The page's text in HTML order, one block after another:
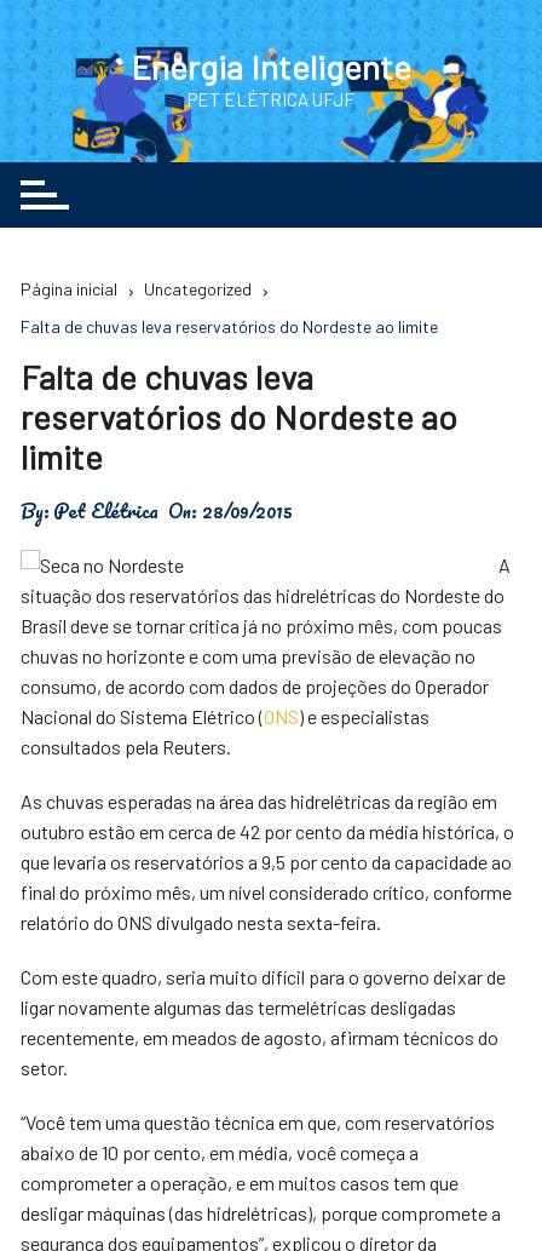
Ir
para
o
conteúdo
Energia Inteligente
PET ELÉTRICA UFJF
Página inicial
Uncategorized
Falta de chuvas leva reservatórios do Nordeste ao limite
Falta de chuvas leva
reservatórios do Nordeste ao
limite
By:Pet Elétrica On: 28/09/2015
A
situação dos reservatórios das hidrelétricas do Nordeste do
Brasil deve se tornar crítica já no próximo mês, com poucas
chuvas no horizonte e com uma previsão de elevação no
consumo, de acordo com dados de projeções do Operador
Nacional do Sistema Elétrico (ONS) e especialistas
consultados pela Reuters.
As chuvas esperadas na área das hidrelétricas da região em
outubro estão em cerca de 42 por cento da média histórica, o
que levaria os reservatórios a 9,5 por cento da capacidade ao
final do próximo mês, um nível considerado crítico, conforme
relatório do ONS divulgado nesta sexta-feira.
Com este quadro, seria muito difícil para o governo deixar de
ligar novamente algumas das termelétricas desligadas
recentemente, em meados de agosto, afirmam técnicos do
setor.
“Você tem uma questão técnica em que, com reservatórios
abaixo de 10 por cento, em média, você começa a
comprometer a operação, e em muitos casos tem que
desligar máquinas (das hidrelétricas), porque compromete a
segurança dos equipamentos”, explicou o diretor da